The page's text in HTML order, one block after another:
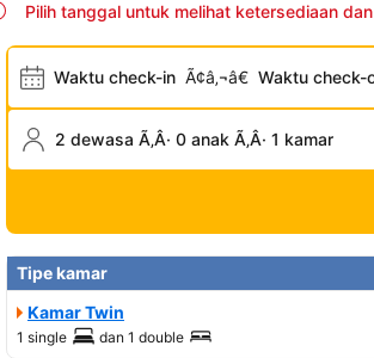
Pilih tanggal untuk melihat ketersediaan
Waktu check-in Ã¢â‚¬â€ Waktu check-
2 dewasa Ã‚Â· 0 anak Ã‚Â· 1 kamar
Tipe kamar
Kamar Twin
1 single dan 1 double